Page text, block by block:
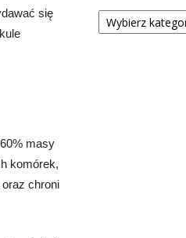
się
masy
komórek,
oraz chroni
Kategorie